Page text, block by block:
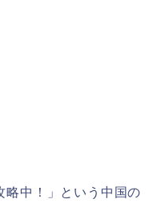
略中！」という中国の